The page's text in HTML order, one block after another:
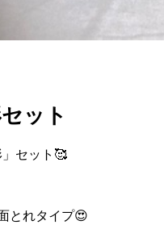
ット
セット🥰
とれタイプ😍